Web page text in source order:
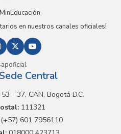
en nuestros canales oficiales!
Central
- 37, CAN, Bogotá D.C.
111321
601 7956110